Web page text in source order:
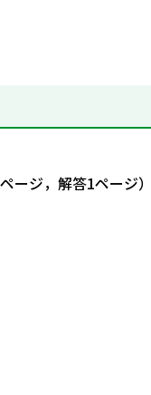
ージ，解答1ページ）